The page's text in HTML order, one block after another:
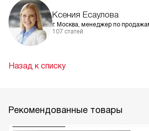
Ксения Есаулова
г. Москва, менеджер по
107 статей
Назад к списку
Рекомендованные товары